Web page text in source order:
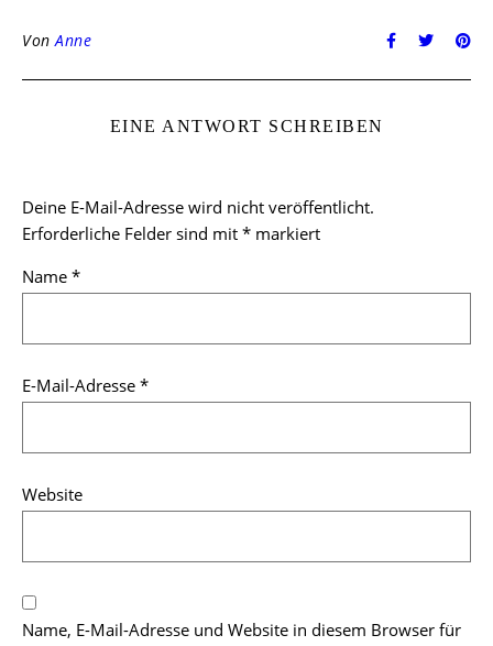
VonAnne
EINE ANTWORT SCHREIBEN
Deine E-Mail-Adresse wird nicht veröffentlicht.
Erforderliche Felder sind mit * markiert
Name *
E-Mail-Adresse *
Website
Name, E-Mail-Adresse und Website in diesem Browser für